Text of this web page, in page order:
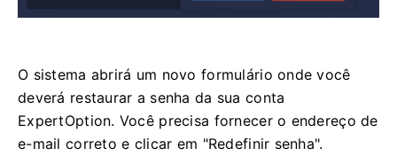
O sistema abrirá um novo formulário onde você
deverá restaurar a senha da sua conta
ExpertOption. Você precisa fornecer o endereço de
e-mail correto e clicar em "Redefinir senha".